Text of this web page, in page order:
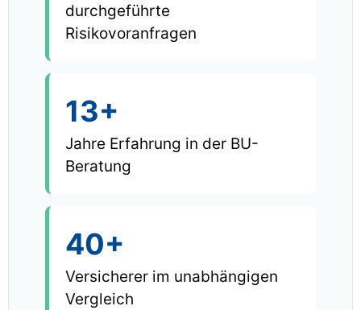
durchgeführte
Risikovoranfragen
13+
Jahre Erfahrung in der BU-
Beratung
40+
Versicherer im unabhängigen
Vergleich